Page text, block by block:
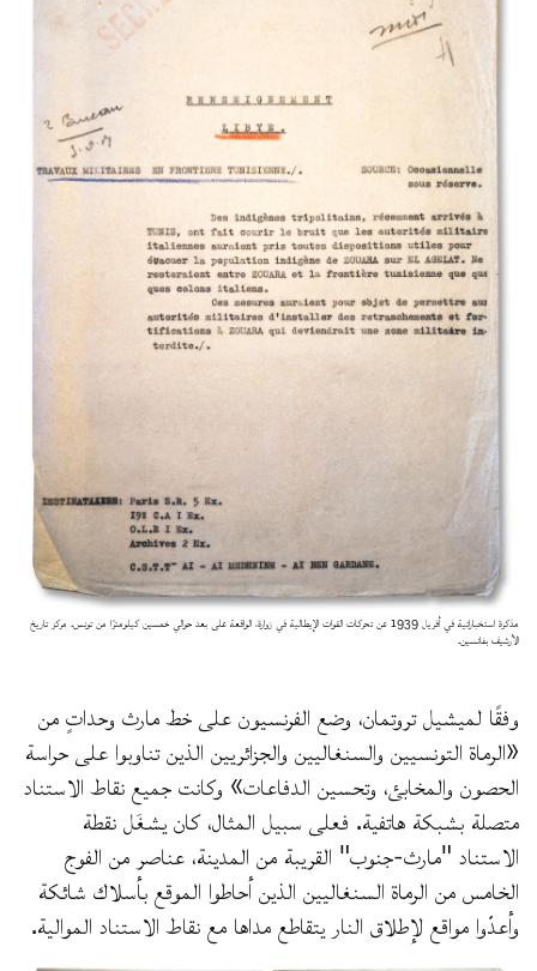
مذكرة استخباراتية في أفريل 1939 عن تحركات القوات الإيطالية في زوارة، الواقعة على بعد حوالي خمسين كيلومترًا من تونس. مركز تاريخ
الأرشيف بفانسين.
وفقًا لميشيل تروتمان، وضع الفرنسيون على خط مارث وحداتٍ من
«الرماة التونسيين والسنغاليين والجزائريين الذين تناوبوا على حراسة
الحصون والمخابئ، وتحسين الدفاعات» وكانت جميع نقاط الاستناد
متصلة بشبكة هاتفية. فعلى سبيل المثال، كان يشغَل نقطة
الاستناد "مارث-جنوب" القريبة من المدينة، عناصر من الفوج
الخامس من الرماة السنغاليين الذين أحاطوا الموقع بأسلاك شائكة
وأعدّوا مواقع لإطلاق النار يتقاطع مداها مع نقاط الاستناد الموالية.